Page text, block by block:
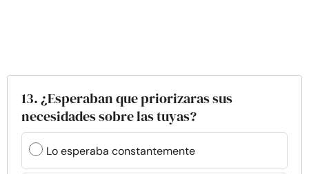
13. ¿Esperaban que priorizaras sus
necesidades sobre las tuyas?
Lo esperaba constantemente